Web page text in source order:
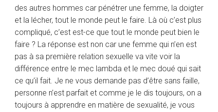
des autres hommes car pénétrer une femme, la doigter
et la lécher, tout le monde peut le faire. Là où c’est plus
compliqué, c’est est-ce que tout le monde peut bien le
faire ? La réponse est non car une femme qui n’en est
pas à sa première relation sexuelle va vite voir la
différence entre le mec lambda et le mec doué qui sait
ce qu’il fait. Je ne vous demande pas d’être sans faille,
personne n’est parfait et comme je le dis toujours, on a
toujours à apprendre en matière de sexualité, je vous